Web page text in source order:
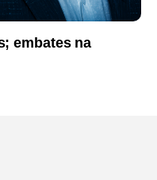
embates na